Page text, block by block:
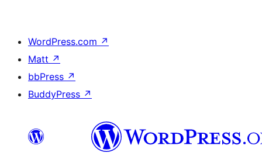
WordPress.com ↗
Matt ↗
bbPress ↗
BuddyPress ↗